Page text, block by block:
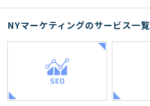
NYマーケティングのサービス一覧